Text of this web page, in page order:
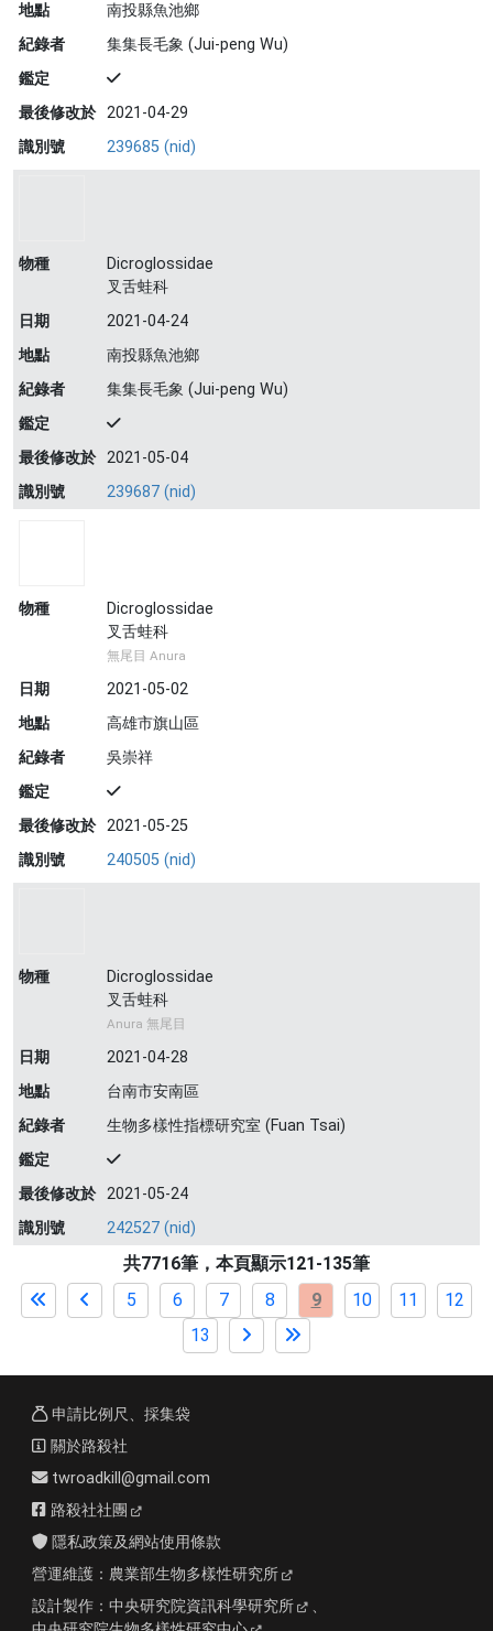
地點
南投縣魚池鄉
紀錄者
集集長毛象 (Jui-peng Wu)
鑑定
最後修改於 2021-04-29
識別號
239685 (nid)
物種
Dicroglossidae
叉舌蛙科
日期
2021-04-24
地點
南投縣魚池鄉
紀錄者
集集長毛象 (Jui-peng Wu)
鑑定
最後修改於 2021-05-04
識別號
239687 (nid)
物種
Dicroglossidae
叉舌蛙科
無尾目 Anura
日期
2021-05-02
地點
高雄市旗山區
紀錄者
吳崇祥
鑑定
最後修改於 2021-05-25
識別號
240505 (nid)
物種
Dicroglossidae
叉舌蛙科
Anura 無尾目
日期
2021-04-28
地點
台南市安南區
紀錄者
生物多樣性指標研究室 (Fuan Tsai)
鑑定
最後修改於 2021-05-24
識別號
242527 (nid)
共7716筆，本頁顯示121-135筆
5
6 7 8 9 10 11
12
13
申請比例尺、採集袋
關於路殺社
twroadkill@gmail.com
路殺社社團
隱私政策及網站使用條款
營運維護： 農業部生物多樣性研究所
設計製作： 中央研究院資訊科學研究所
、